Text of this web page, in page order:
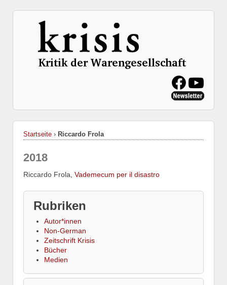
Startseite › Riccardo Frola
2018
Riccardo Frola, Vademecum per il disastro
Rubriken
Autor*innen
Non-German
Zeitschrift Krisis
Bücher
Medien